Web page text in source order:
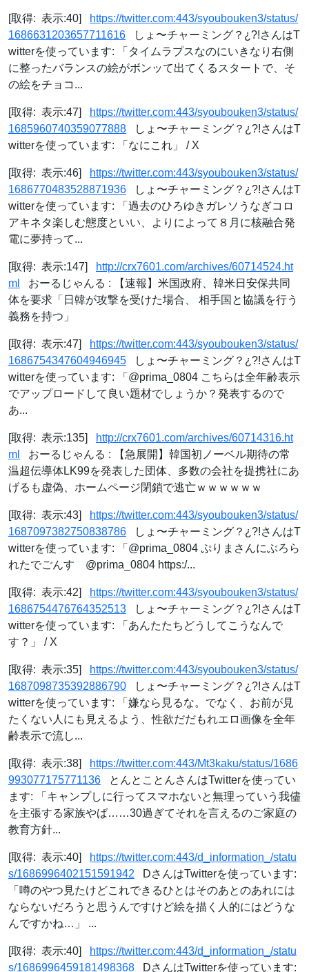
[取得: 表示:40]
https://twitter.com:443/syoubouken3/status/
1686631203657711616 しょ〜チャーミング？¿?!さんはT
witterを使っています: 「タイムラプスなのにいきなり右側
に整ったバランスの絵がボンッて出てくるスタートで、そ
の絵をチョコ...
[取得: 表示:47]
https://twitter.com:443/syoubouken3/status/
1685960740359077888 しょ〜チャーミング？¿?!さんはT
witterを使っています: 「なにこれ」 / X
[取得: 表示:46]
https://twitter.com:443/syoubouken3/status/
1686770483528871936 しょ〜チャーミング？¿?!さんはT
witterを使っています: 「過去のひろゆきガレソうなぎコロ
アキネタ楽しむ態度といい、よりによって８月に核融合発
電に夢持って...
[取得: 表示:147]
http://crx7601.com/archives/60714524.ht
ml
おーるじゃんる : 【速報】米国政府、韓米日安保共同
体を要求「日韓が攻撃を受けた場合、 相手国と協議を行う
義務を持つ」
[取得: 表示:47]
https://twitter.com:443/syoubouken3/status/
1686754347604946945 しょ〜チャーミング？¿?!さんはT
witterを使っています: 「@prima_0804 こちらは全年齢表示
でアップロードして良い題材でしょうか？発表するので
あ...
[取得: 表示:135]
http://crx7601.com/archives/60714316.ht
ml
おーるじゃんる : 【急展開】韓国初ノーベル期待の常
温超伝導体LK99を発表した団体、多数の会社を提携社にあ
げるも虚偽、ホームページ閉鎖で逃亡ｗｗｗｗｗｗ
[取得: 表示:43]
https://twitter.com:443/syoubouken3/status/
1687097382750838786 しょ〜チャーミング？¿?!さんはT
witterを使っています: 「@prima_0804 ぷりまさんにぶろら
れたでごんす @prima_0804 https:/...
[取得: 表示:42]
https://twitter.com:443/syoubouken3/status/
1686754476764352513 しょ〜チャーミング？¿?!さんはT
witterを使っています: 「あんたたちどうしてこうなんで
す？」 / X
[取得: 表示:35]
https://twitter.com:443/syoubouken3/status/
1687098735392886790 しょ〜チャーミング？¿?!さんはT
witterを使っています: 「嫌なら見るな。でなく、お前が見
たくない人にも見えるよう、性欲だだもれエロ画像を全年
齢表示で流し...
[取得: 表示:38]
https://twitter.com:443/Mt3kaku/status/1686
993077175771136 とんとことんさんはTwitterを使ってい
ます: 「キャンプしに行ってスマホないと無理っていう我儘
を主張する家族やば……30過ぎてそれを言えるのご家庭の
教育方針...
[取得: 表示:40]
https://twitter.com:443/d_information_/statu
s/1686996402151591942 DさんはTwitterを使っています:
「噂のやつ見たけどこれできるひとはそのあとのあれには
ならないだろうと思うんですけど絵を描く人的にはどうな
んですかね…」 ...
[取得: 表示:40]
https://twitter.com:443/d_information_/statu
s/1686996459181498368 DさんはTwitterを使っています: